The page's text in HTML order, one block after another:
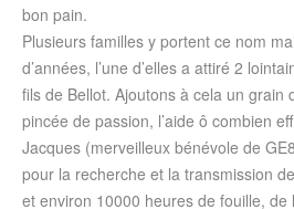
bon pain.
Plusieurs familles y portent ce nom
d’années, l’une d’elles a attiré 2
fils de Bellot. Ajoutons à cela un grain
pincée de passion, l’aide ô combien
Jacques (merveilleux bénévole de
pour la recherche et la transmission
et environ 10000 heures de fouille,